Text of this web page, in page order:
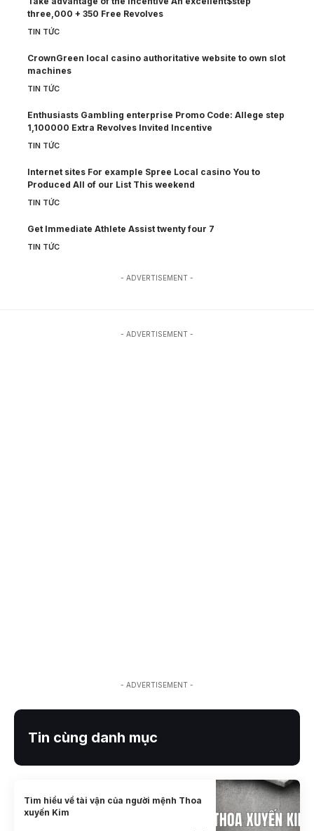
three,000 + 350 Free Revolves
TIN TỨC
CrownGreen local casino authoritative website to own slot
machines
TIN TỨC
Enthusiasts Gambling enterprise Promo Code: Allege step
1,100000 Extra Revolves Invited Incentive
TIN TỨC
Internet sites For example Spree Local casino You to
Produced All of our List This weekend
TIN TỨC
Get Immediate Athlete Assist twenty four 7
TIN TỨC
- ADVERTISEMENT -
- ADVERTISEMENT -
- ADVERTISEMENT -
Tin cùng danh mục
Tìm hiểu về tài vận của người mệnh Thoa
xuyến Kim